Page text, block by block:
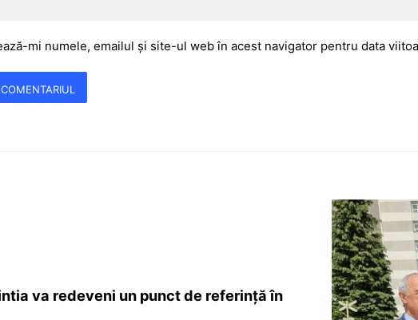
mi numele, emailul și site-ul web în acest navigator pentru data
va redeveni un punct de referință în